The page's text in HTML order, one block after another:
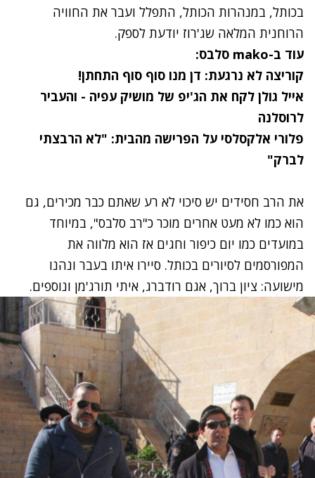
בכותל, במנהרות הכותל, התפלל ועבר את החוויה
הרוחנית המלאה שג'רוז יודעת לספק.
עוד ב-mako סלבס:
קוריצה לא נרגעת: דן מנו סוף סוף התחתן!
אייל גולן לקח את הג'יפ של מושיק עפיה - והעביר
לרוסלנה
פלורי אלקסלסי על הפרישה מהבית: "לא הרבצתי
לברק"
את הרב חסידים יש סיכוי לא רע שאתם כבר מכירים, גם
הוא כמו לא מעט אחרים מוכר כ"רב סלבס", במיוחד
במועדים כמו יום כיפור וחגים אז הוא מלווה את
המפורסמים לסיורים בכותל. סיירו איתו בעבר ונהנו
מישועה: ציון ברוך, אגם רודברג, איתי תורג'מן ונוספים.